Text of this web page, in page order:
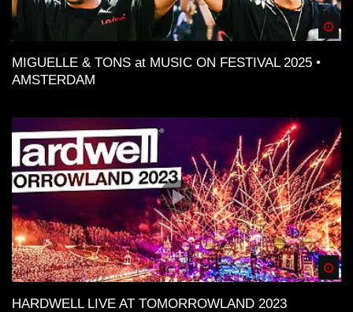
MIGUELLE & TONS at MUSIC ON FESTIVAL 2025 •
AMSTERDAM
HARDWELL LIVE AT TOMORROWLAND 2023